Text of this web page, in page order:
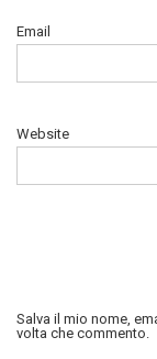
Email
Website
Salva il mio nome,
volta che commento.